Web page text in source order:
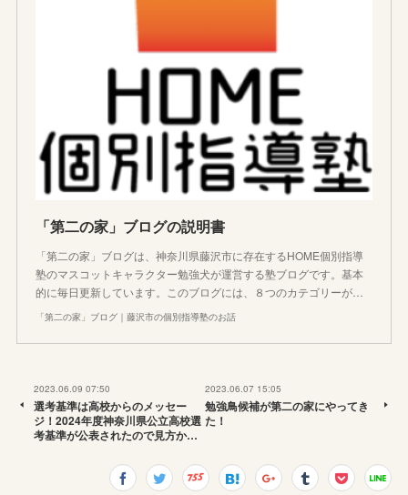
「第二の家」ブログの説明書
「第二の家」ブログは、神奈川県藤沢市に存在するHOME個別指導
塾のマスコットキャラクター勉強犬が運営する塾ブログです。基本
的に毎日更新しています。このブログには、８つのカテゴリーが…
「第二の家」ブログ｜藤沢市の個別指導塾のお話
2023.06.09 07:50
選考基準は高校からのメッセー
ジ！2024年度神奈川県公立高校選
考基準が公表されたので見方か…
2023.06.07 15:05
勉強鳥候補が第二の家にやってき
た！